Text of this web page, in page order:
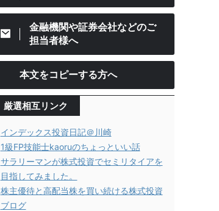
金融機関や証券会社などのご
担当者様へ
本文をコピーする方へ
厳選相互リンク
インデックス投資日記＠川崎
1級FP技能士kaoruのちょっといい話
サラリーマンが株式投資でセミリタイアを
目指してみました。
株主優待と高配当株を買い続ける株式投資
ブログ